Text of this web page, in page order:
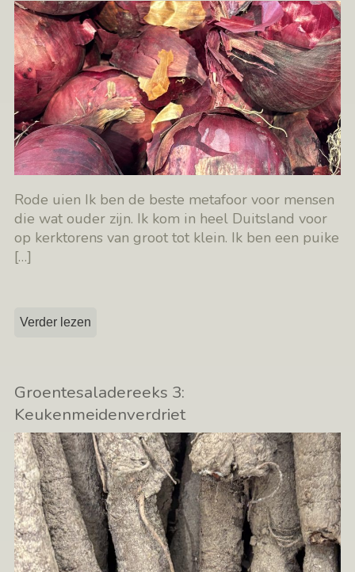
Rode uien Ik ben de beste metafoor voor mensen
die wat ouder zijn. Ik kom in heel Duitsland voor
op kerktorens van groot tot klein. Ik ben een puike
[…]
Verder lezen
Groentesaladereeks 3:
Keukenmeidenverdriet